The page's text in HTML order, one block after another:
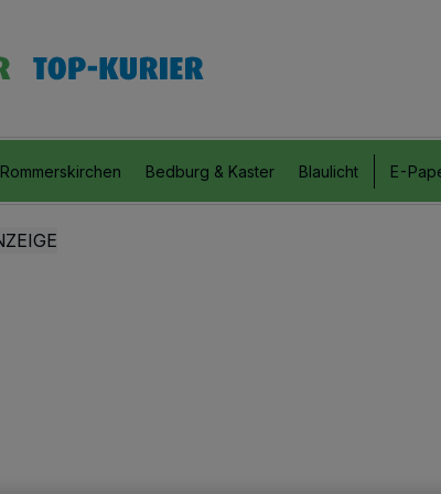
Rommerskirchen Bedburg & Kaster Blaulicht E-